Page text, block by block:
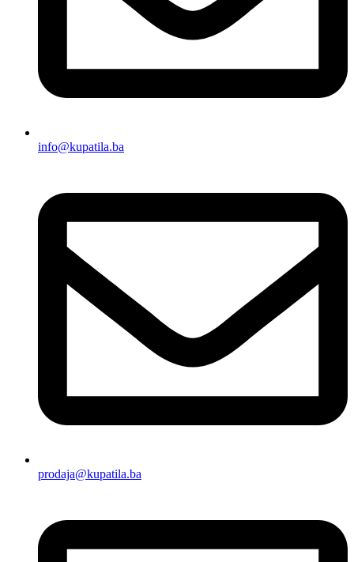
info@kupatila.ba
prodaja@kupatila.ba